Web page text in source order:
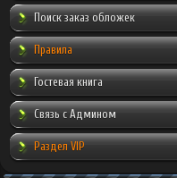
Поиск заказ обложек
Правила
Гостевая книга
Связь с Админом
Раздел VIP